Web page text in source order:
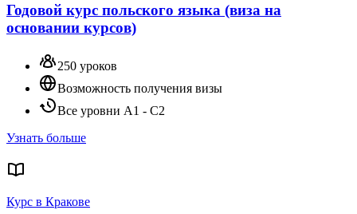
Годовой курс польского языка (виза на
основании курсов)
250 уроков
Возможность получения визы
Все уровни A1 - C2
Узнать больше
Курс в Кракове